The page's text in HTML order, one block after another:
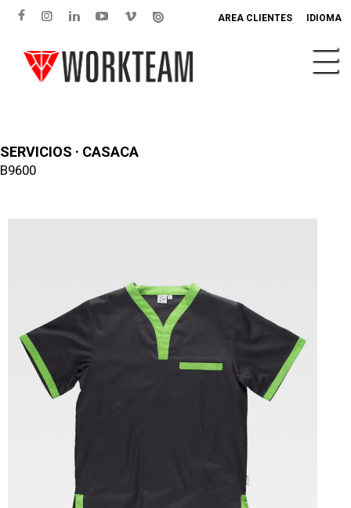
AREA CLIENTES IDIOMA
SERVICIOS · CASACA
B9600